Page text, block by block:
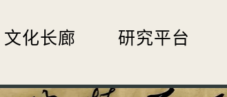
文化长廊 研究平台